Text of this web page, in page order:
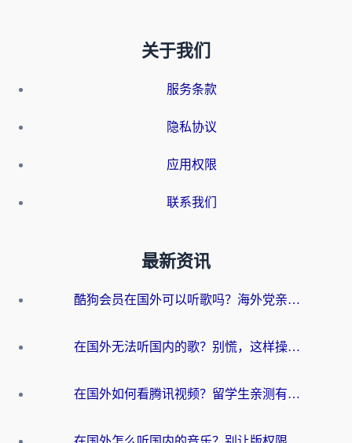
关于我们
服务条款
隐私协议
应用权限
联系我们
最新资讯
酷狗会员在国外可以听歌吗？海外党亲测有效：3步解决音乐权限难题
在国外无法听国内的歌？别慌，这样操作就能畅听QQ音乐（附亲测加速器推荐）
在国外如何看腾讯视频？留学生亲测有效的回国加速方案